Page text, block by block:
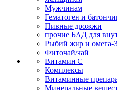
Мужчинам
Гематоген и
Пивные дрожжи
прочие БАД для
Рыбий жир и омега-3
Фиточай/чай
Витамин С
Комплексы
Витаминные
Минеральные